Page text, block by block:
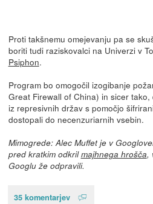
Proti takšnemu omejevanju pa se
boriti tudi raziskovalci na Univerzi v
Psiphon.
Program bo omogočil izogibanje
Great Firewall of China) in sicer
iz represivnih držav s pomočjo
dostopali do necenzuriarnih vsebin.
Mimogrede: Alec Muffet je v
pred kratkim odkrilmajhnega hrošča,
Googlu že odpravili.
35 komentarjev